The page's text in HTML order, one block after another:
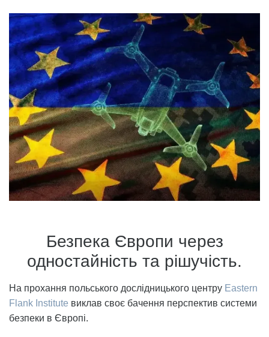
Безпека Європи через
одностайність та рішучість.
На прохання польського дослідницького центру Eastern
Flank Institute виклав своє бачення перспектив системи
безпеки в Європі.